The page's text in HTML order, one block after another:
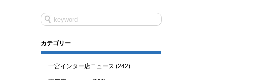
カテゴリー
一宮インター店ニュース (242)